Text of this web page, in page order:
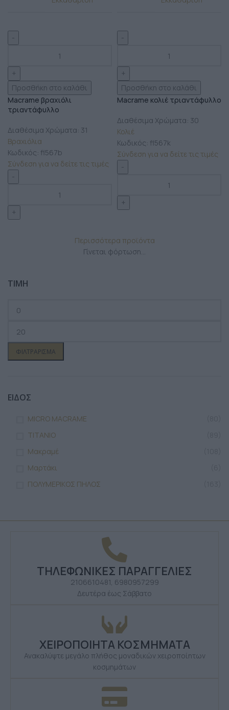
ΤΙΜΗ
ΦΙΛΤΡΆΡΙΣΜΑ
ΕΙΔΟΣ
MICRO MACRAME
TITANIO
Μακραμέ
Μαρτάκι
ΠΟΛΥΜΕΡΙΚΟΣ ΠΗΛΟΣ
Προσθήκη στο καλάθι
Macrame βραχιόλι
τριαντάφυλλo
Διαθέσιμα Χρώματα: 31
Βραχιόλια
Κωδικός: fl567b
Σύνδεση για να δείτε τις τιμές
Προσθήκη στο καλάθι
Macrame κολιέ τριαντάφυλλo
Διαθέσιμα Χρώματα: 30
Κολιέ
Κωδικός: fl567k
Σύνδεση για να δείτε τις τιμές
Περισσότερα προϊόντα
Γίνεται φόρτωση...
ΤΗΛΕΦΩΝΙΚΕΣ ΠΑΡΑΓΓΕΛΙΕΣ
2106610481, 6980957299
Δευτέρα έως Σάββατο
ΧΕΙΡΟΠΟΙΗΤΑ ΚΟΣΜΗΜΑΤΑ
Ανακαλύψτε μεγάλο πλήθος μοναδικών χειροποίητων
κοσμημάτων